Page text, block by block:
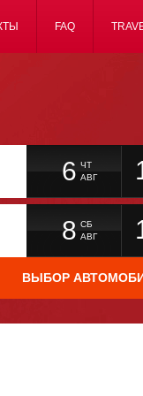
FAQ
6 ЧТ
АВГ
8 СБ
АВГ
ВЫБОР